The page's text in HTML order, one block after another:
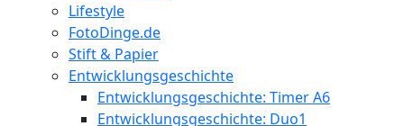
Lifestyle
FotoDinge.de
Stift & Papier
Entwicklungsgeschichte
Entwicklungsgeschichte: Timer A6
Entwicklungsgeschichte: Duo1